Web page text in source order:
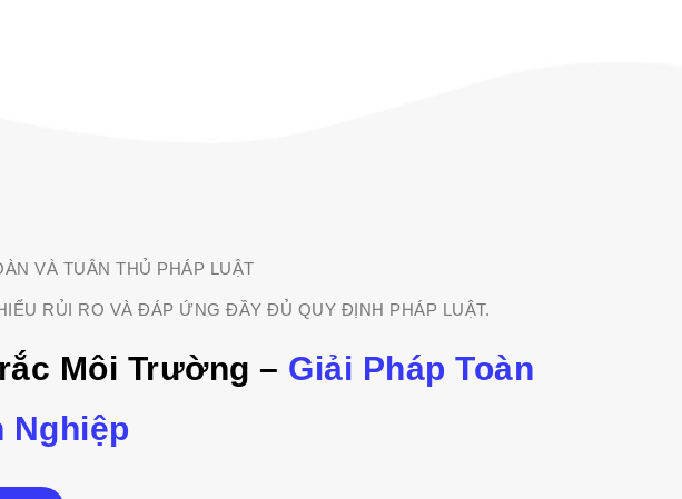
VÀ TUÂN THỦ PHÁP LUẬT
RỦI RO VÀ ĐÁP ỨNG ĐẦY ĐỦ QUY ĐỊNH PHÁP LUẬT.
Môi Trường – Giải Pháp Toàn
Nghiệp